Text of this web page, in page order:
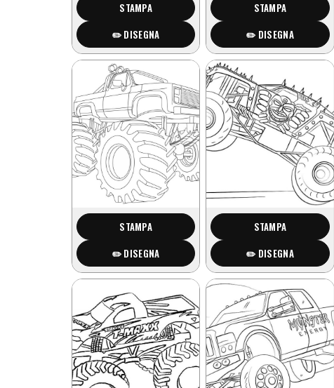
STAMPA
✏️ DISEGNA
STAMPA
✏️ DISEGNA
STAMPA
✏️ DISEGNA
STAMPA
✏️ DISEGNA